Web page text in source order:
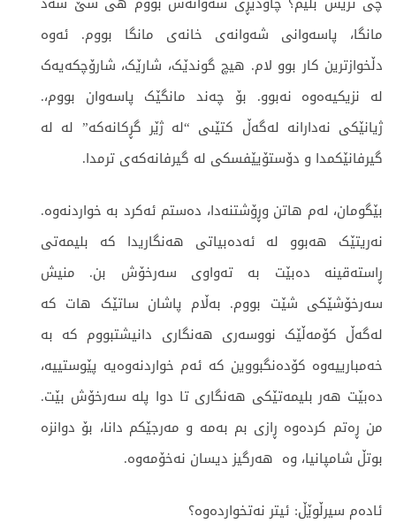
مانگا، پاسەوانی شەوانەی خانەی مانگا بووم. ئەوە
دڵخوازترین کار بوو لام. هیچ گوندێک، شارێک، شارۆچکەیەک
لە نزیکیەەوە نەبوو. بۆ چەند مانگێک پاسەوان بووم،.
ژیانێکی نەدارانە لەگەڵ کتێىی “لە ژێر گڕکانەکە” لە لە
گیرفانێکمدا و دۆستۆیێفسکی لە گیرفانەکەی ترمدا.
بێگومان، لەم هاتن وڕۆشتنەدا، دەستم ئەکرد بە خواردنەوە.
نەریتێک هەبوو لە ئەدەبیاتی هەنگاریدا کە بلیمەتی
ڕاستەقینە دەبێت بە تەواوی سەرخۆش بن. منیش
سەرخۆشێکی شێت بووم. بەڵام پاشان ساتێک هات کە
لەگەڵ کۆمەڵێک نووسەری هەنگاری دانیشتبووم کە بە
خەمبارییەوە کۆدەنگبووین کە ئەم خواردنەوەیە پێوستییە،
دەبێت هەر بلیمەتێکی هەنگاری تا دوا پلە سەرخۆش بێت.
من ڕەتم کردەوە ڕازی بم بەمە و مەرجێکم دانا، بۆ دوانزە
بوتڵ شامپانیا، وە هەرگیز دیسان نەخۆمەوە.
ئادەم سیرڵوێڵ: ئیتر نەتخواردەوە؟